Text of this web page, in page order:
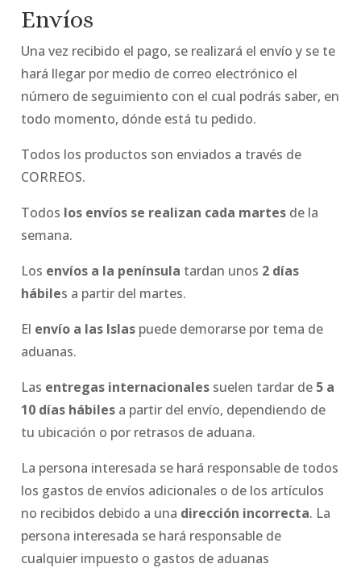
Envíos
Una vez recibido el pago, se realizará el envío y se te
hará llegar por medio de correo electrónico el
número de seguimiento con el cual podrás saber, en
todo momento, dónde está tu pedido.
Todos los productos son enviados a través de
CORREOS.
Todos los envíos se realizan cada martes de la
semana.
Los envíos a la península tardan unos 2 días
hábiles a partir del martes.
El envío a las Islas puede demorarse por tema de
aduanas.
Las entregas internacionales suelen tardar de 5 a
10 días hábiles a partir del envío, dependiendo de
tu ubicación o por retrasos de aduana.
La persona interesada se hará responsable de todos
los gastos de envíos adicionales o de los artículos
no recibidos debido a una dirección incorrecta. La
persona interesada se hará responsable de
cualquier impuesto o gastos de aduanas